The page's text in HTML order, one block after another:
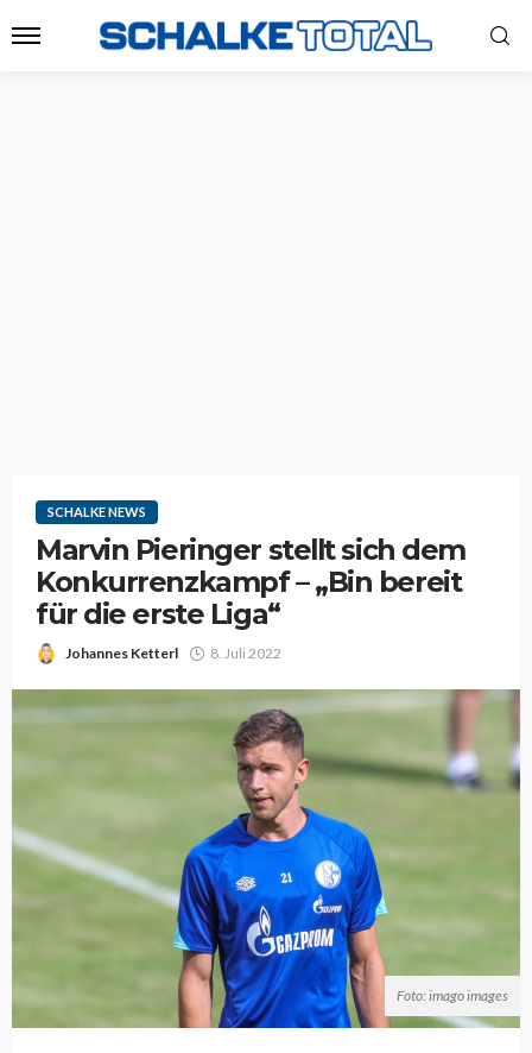
SCHALKE NEWS
Marvin Pieringer stellt sich dem
Konkurrenzkampf – „Bin bereit
für die erste Liga“
Johannes Ketterl 8. Juli 2022
Foto: imago images